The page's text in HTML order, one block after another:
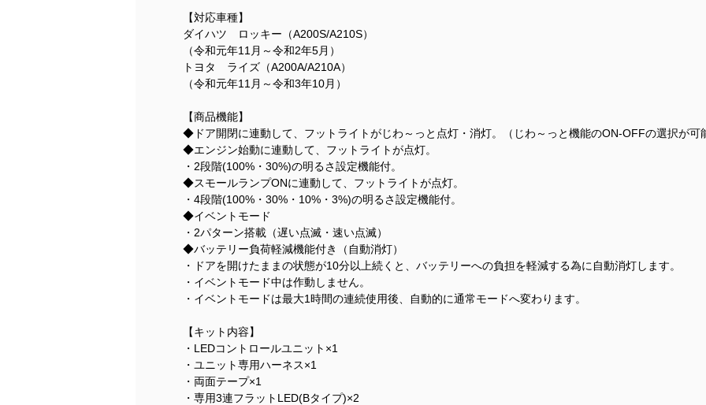
【対応車種】
ダイハツ ロッキー（A200S/A210S）
（令和元年11月～令和2年5月）
トヨタ ライズ（A200A/A210A）
（令和元年11月～令和3年10月）
【商品機能】
◆ドア開閉に連動して、フットライトがじわ～っと点灯・消灯。（じわ～っと機能のON-OFFの選択が可
◆エンジン始動に連動して、フットライトが点灯。
・2段階(100%・30%)の明るさ設定機能付。
◆スモールランプONに連動して、フットライトが点灯。
・4段階(100%・30%・10%・3%)の明るさ設定機能付。
◆イベントモード
・2パターン搭載（遅い点滅・速い点滅）
◆バッテリー負荷軽減機能付き（自動消灯）
・ドアを開けたままの状態が10分以上続くと、バッテリーへの負担を軽減する為に自動消灯します。
・イベントモード中は作動しません。
・イベントモードは最大1時間の連続使用後、自動的に通常モードへ変わります。
【キット内容】
・LEDコントロールユニット×1
・ユニット専用ハーネス×1
・両面テープ×1
・専用3連フラットLED(Bタイプ)×2